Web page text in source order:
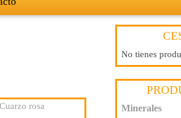
No tienes
Minerales